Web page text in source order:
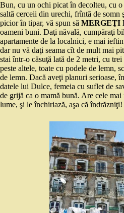
Bun, cu un ochi picat în decolteu, cu
saltă cerceii din urechi, frîntă de somn
picior în tipar, vă spun să MERGEŢI
oameni buni. Daţi năvală, cumpăraţi
apartamente de la localnici, e mai
dar nu vă daţi seama cît de mult mai
stai într-o căsuţă lată de 2 metri, cu trei
peste altele, toate cu podele de lemn,
de lemn. Dacă aveţi planuri serioase,
datele lui Dulce, femeia cu suflet de
de grijă ca o mamă bună. Are cele mai
lume, şi le închiriază, aşa că îndrăzniţi!